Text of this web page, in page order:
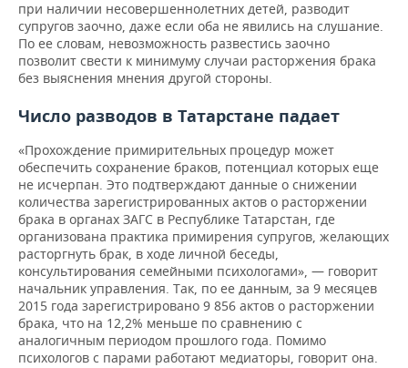
при наличии несовершеннолетних детей, разводит
супругов заочно, даже если оба не явились на слушание.
По ее словам, невозможность развестись заочно
позволит свести к минимуму случаи расторжения брака
без выяснения мнения другой стороны.
Число разводов в Татарстане падает
«Прохождение примирительных процедур может
обеспечить сохранение браков, потенциал которых еще
не исчерпан. Это подтверждают данные о снижении
количества зарегистрированных актов о расторжении
брака в органах ЗАГС в Республике Татарстан, где
организована практика примирения супругов, желающих
расторгнуть брак, в ходе личной беседы,
консультирования семейными психологами», — говорит
начальник управления. Так, по ее данным, за 9 месяцев
2015 года зарегистрировано 9 856 актов о расторжении
брака, что на 12,2% меньше по сравнению с
аналогичным периодом прошлого года. Помимо
психологов с парами работают медиаторы, говорит она.